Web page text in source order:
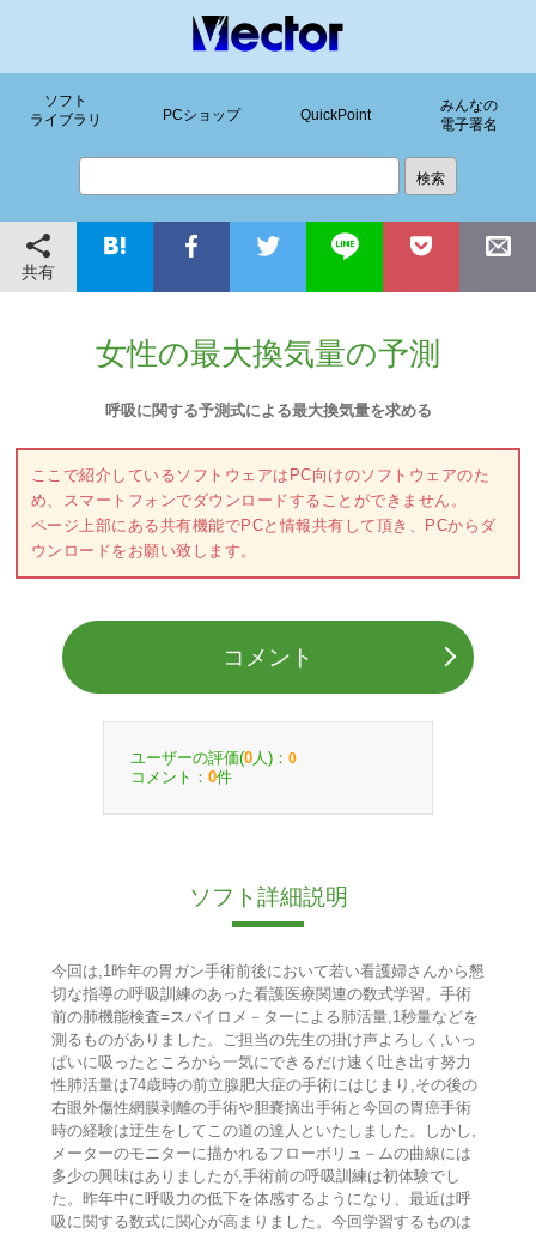
ソフト
ライブラリ
PCショップ QuickPoint
みんなの
電子署名
共有
女性の最大換気量の予測
呼吸に関する予測式による最大換気量を求める
ここで紹介しているソフトウェアはPC向けのソフトウェアのた
め、スマートフォンでダウンロードすることができません。
ページ上部にある共有機能でPCと情報共有して頂き、PCからダ
ウンロードをお願い致します。
コメント
ユーザーの評価(0 人)： 0
コメント： 0件
ソフト詳細説明
今回は,1昨年の胃ガン手術前後において若い看護婦さんから懇
切な指導の呼吸訓練のあった看護医療関連の数式学習。手術
前の肺機能検査=スパイロメ－ターによる肺活量,1秒量などを
測るものがありました。ご担当の先生の掛け声よろしく,いっ
ぱいに吸ったところから一気にできるだけ速く吐き出す努力
性肺活量は74歳時の前立腺肥大症の手術にはじまり,その後の
右眼外傷性網膜剥離の手術や胆嚢摘出手術と今回の胃癌手術
時の経験は迂生をしてこの道の達人といたしました。しかし,
メーターのモニターに描かれるフローボリュ－ムの曲線には
多少の興味はありましたが,手術前の呼吸訓練は初体験でし
た。昨年中に呼吸力の低下を体感するようになり、最近は呼
吸に関する数式に関心が高まりました。今回学習するものは